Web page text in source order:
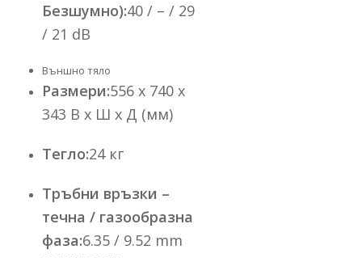
Безшумно):40 / – / 29
/ 21 dB
Външно тяло
Размери:556 x 740 x
343 В x Ш x Д (мм)
Тегло:24 кг
Тръбни връзки –
течна / газообразна
фаза:6.35 / 9.52 mm